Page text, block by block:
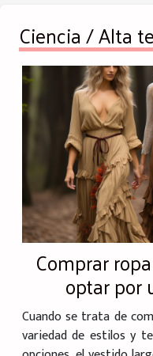
Ciencia / Alta
Comprar
optar por
Cuando se trata de
variedad de estilos y